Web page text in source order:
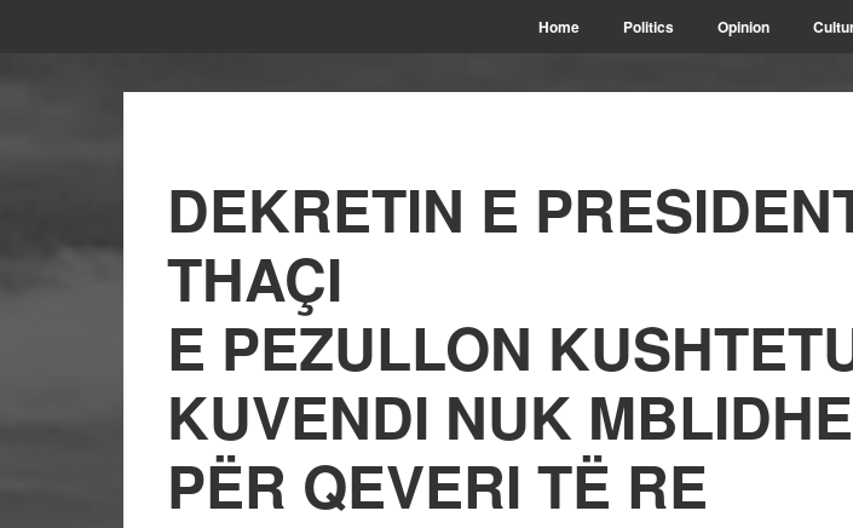
Home Politics Opinion
DEKRETIN E
THAÇI
E PEZULLON
KUVENDI NUK
PËR QEVERI TË RE